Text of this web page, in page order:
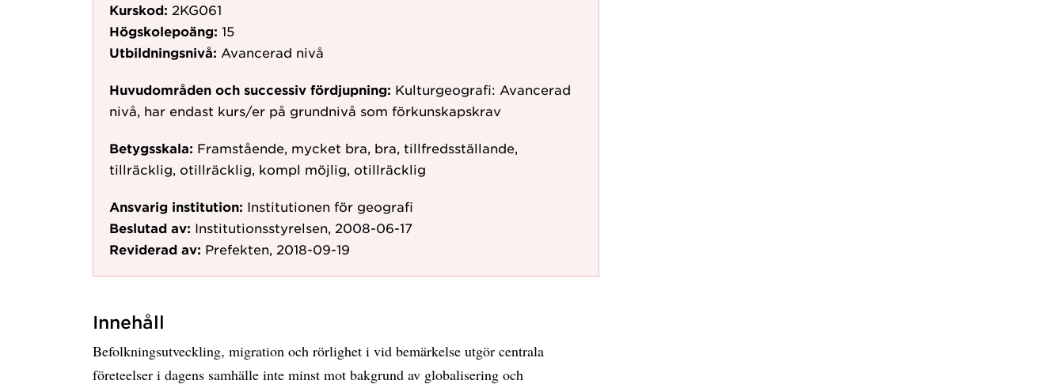
Kurskod: 2KG061
Högskolepoäng: 15
Utbildningsnivå: Avancerad nivå
Huvudområden och successiv fördjupning: Kulturgeografi: Avancerad
nivå, har endast kurs/er på grundnivå som förkunskapskrav
Betygsskala: Framstående, mycket bra, bra, tillfredsställande,
tillräcklig, otillräcklig, kompl möjlig, otillräcklig
Ansvarig institution: Institutionen för geografi
Beslutad av: Institutionsstyrelsen, 2008-06-17
Reviderad av: Prefekten, 2018-09-19
Innehåll
Befolkningsutveckling, migration och rörlighet i vid bemärkelse utgör centrala
företeelser i dagens samhälle inte minst mot bakgrund av globalisering och